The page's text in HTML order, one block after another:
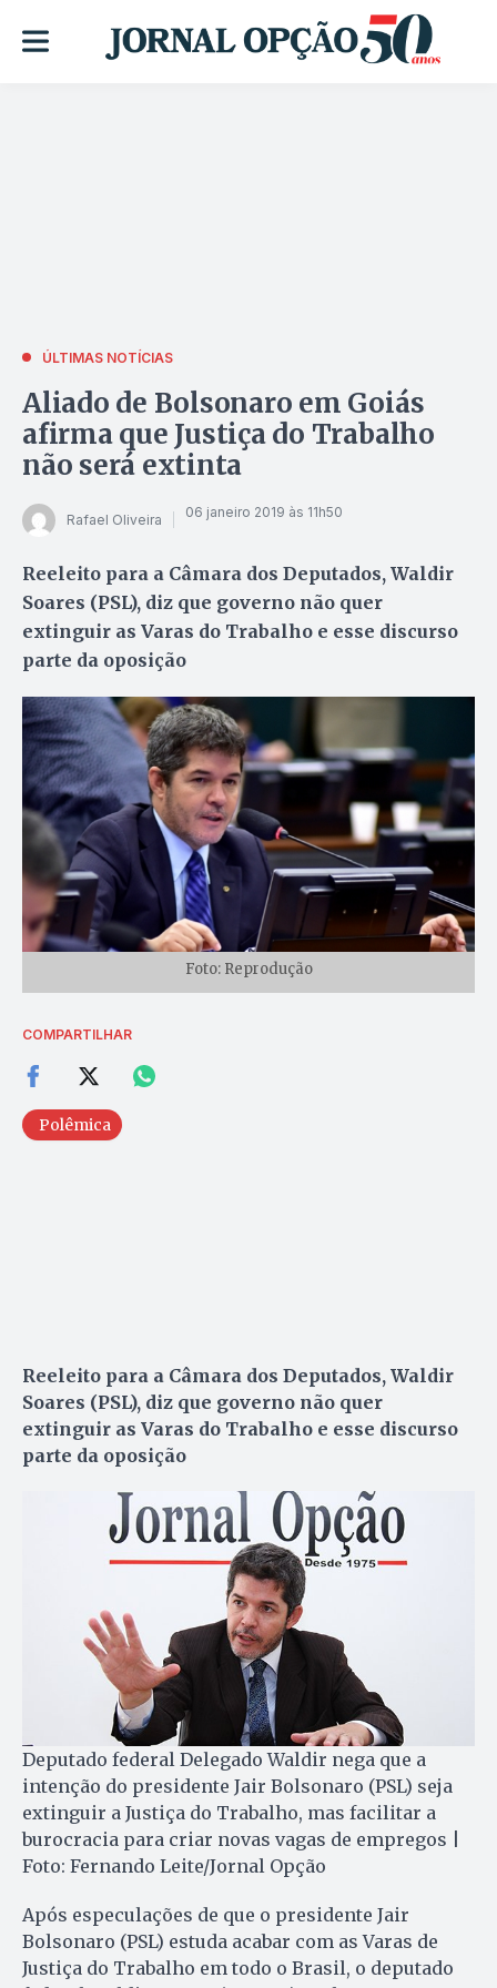
ÚLTIMAS NOTÍCIAS
Aliado de Bolsonaro em Goiás
afirma que Justiça do Trabalho
não será extinta
Rafael Oliveira 06 janeiro 2019 às 11h50
Reeleito para a Câmara dos Deputados, Waldir
Soares (PSL), diz que governo não quer
extinguir as Varas do Trabalho e esse discurso
parte da oposição
Foto: Reprodução
COMPARTILHAR
Polêmica
Reeleito para a Câmara dos Deputados, Waldir
Soares (PSL), diz que governo não quer
extinguir as Varas do Trabalho e esse discurso
parte da oposição
Deputado federal Delegado Waldir nega que a
intenção do presidente Jair Bolsonaro (PSL) seja
extinguir a Justiça do Trabalho, mas facilitar a
burocracia para criar novas vagas de empregos |
Foto: Fernando Leite/Jornal Opção
Após especulações de que o presidente Jair
Bolsonaro (PSL) estuda acabar com as Varas de
Justiça do Trabalho em todo o Brasil, o deputado